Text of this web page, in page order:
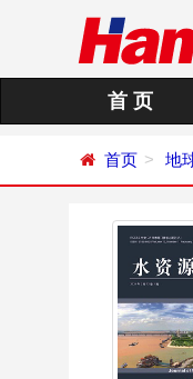
首 页
首页 地